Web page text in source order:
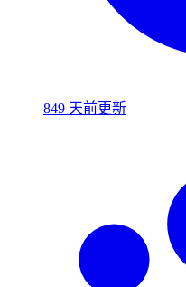
849 天前更新